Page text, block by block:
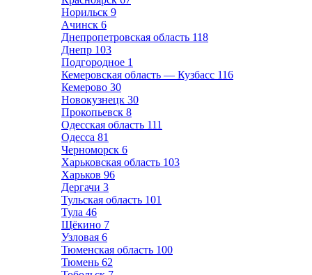
Норильск 9
Ачинск 6
Днепропетровская область 118
Днепр 103
Подгородное 1
Кемеровская область — Кузбасс 116
Кемерово 30
Новокузнецк 30
Прокопьевск 8
Одесская область 111
Одесса 81
Черноморск 6
Харьковская область 103
Харьков 96
Дергачи 3
Тульская область 101
Тула 46
Щёкино 7
Узловая 6
Тюменская область 100
Тюмень 62